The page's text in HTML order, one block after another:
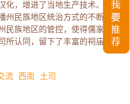
化，增进了当地生产技术、文化
州民族地区统治方式的不断变
民族地区的管控，使得儒家伦理
所认同，留下了丰富的祠庙文化
流 西南 土司